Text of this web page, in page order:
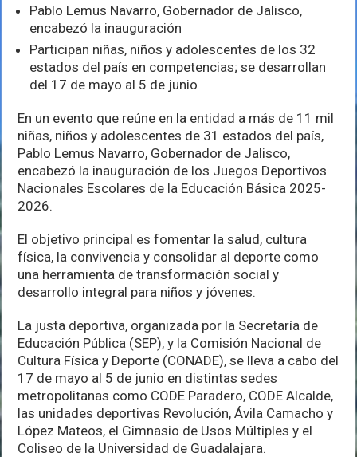
Jalisco
más
de
11
mil
estudiantes
los
Juegos
Deportivos
Escolares
Nacionales
de
2025-
2026
Pablo Lemus Navarro, Gobernador de Jalisco,
encabezó la inauguración
Participan niñas, niños y adolescentes de los 32
estados del país en competencias; se desarrollan
del 17 de mayo al 5 de junio
En un evento que reúne en la entidad a más de 11 mil
niñas, niños y adolescentes de 31 estados del país,
Pablo Lemus Navarro, Gobernador de Jalisco,
encabezó la inauguración de los Juegos Deportivos
Nacionales Escolares de la Educación Básica 2025-
2026.
El objetivo principal es fomentar la salud, cultura
física, la convivencia y consolidar al deporte como
una herramienta de transformación social y
desarrollo integral para niños y jóvenes.
La justa deportiva, organizada por la Secretaría de
Educación Pública (SEP), y la Comisión Nacional de
Cultura Física y Deporte (CONADE), se lleva a cabo del
17 de mayo al 5 de junio en distintas sedes
metropolitanas como CODE Paradero, CODE Alcalde,
las unidades deportivas Revolución, Ávila Camacho y
López Mateos, el Gimnasio de Usos Múltiples y el
Coliseo de la Universidad de Guadalajara.